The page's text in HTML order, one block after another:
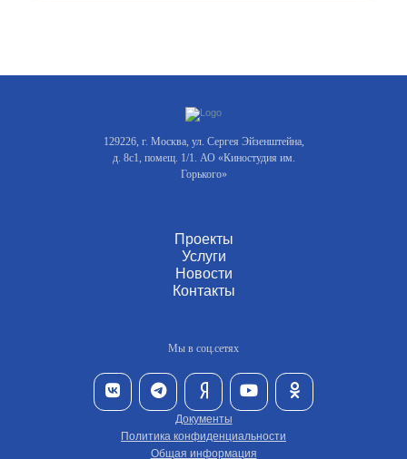
129226, г. Москва, ул. Сергея Эйзенштейна,
д. 8с1, помещ. 1/1. АО «Киностудия им.
Горького»
Проекты
Услуги
Новости
Контакты
Мы в соц.сетях
Документы
Политика конфиденциальности
Общая информация